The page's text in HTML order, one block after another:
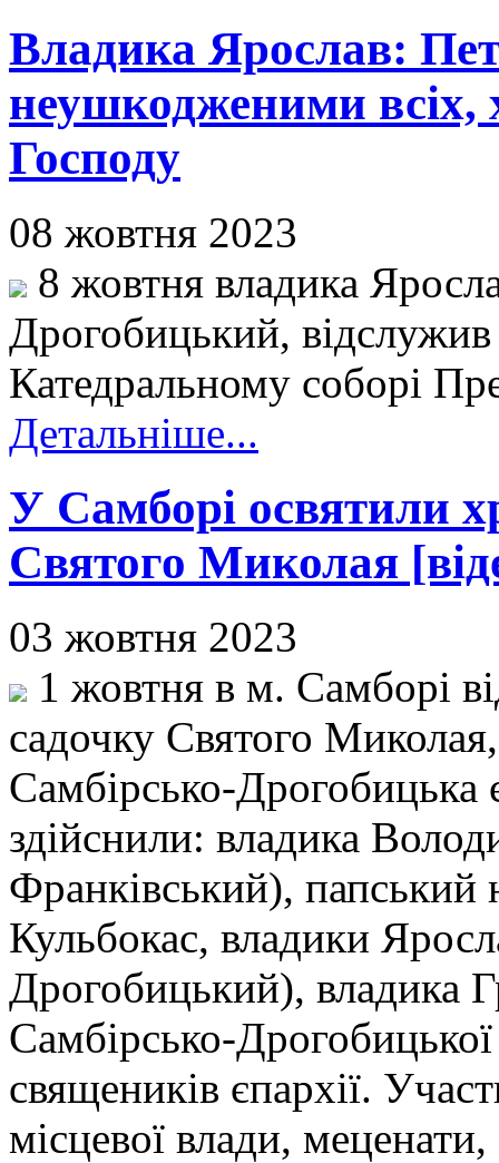
Владика Ярослав:
неушкодженими всіх,
Господу
08 жовтня 2023
8 жовтня владика
Дрогобицький,
Катедральному соборі
Детальніше...
У Самборі освятили
Святого Миколая
03 жовтня 2023
1 жовтня в м. Самборі
садочку Святого
Самбірсько-
здійснили: владика
Франківський), папський
Кульбокас, владики
Дрогобицький), владика
Самбірсько-Дрогобицької
священиків єпархії.
місцевої влади,